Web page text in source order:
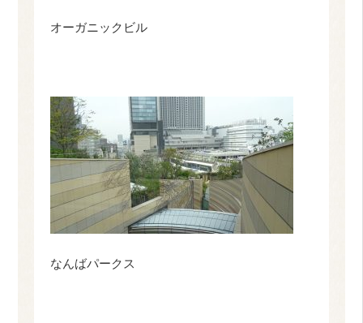
オーガニックビル
なんばパークス